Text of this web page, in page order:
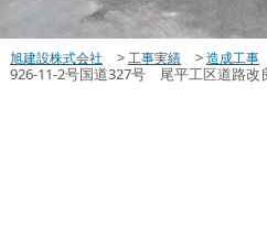
旭建設株式会社 > 工事実績 > 造成工事
926-11-2号国道327号 尾平工区道路